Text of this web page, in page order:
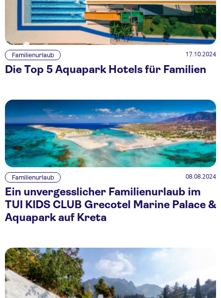
Familienurlaub 17.10.2024
Die Top 5 Aquapark Hotels für Familien
Familienurlaub 08.08.2024
Ein unvergesslicher Familienurlaub im
TUI KIDS CLUB Grecotel Marine Palace &
Aquapark auf Kreta